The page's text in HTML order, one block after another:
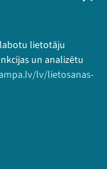
lietotāju
un analizētu
lv/lietosanas-
tiesības